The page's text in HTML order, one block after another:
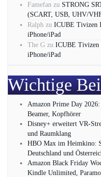
Famefan zu STRONG
(SCART, USB, UHV/
Ralph zu ICUBE Tivizen
iPhone/iPad
The G zu ICUBE Tivizen
iPhone/iPad
Wichtige
Amazon Prime Day
Beamer, Kopfhörer
Disney+ erweitert
und Raumklang
HBO Max im Heimkino:
Deutschland und
Amazon Black Friday
Kindle Unlimited,